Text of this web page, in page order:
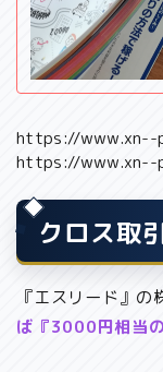
https://www.xn--
https://www.xn--
クロス取
『エスリード』の
ば『3000円相当